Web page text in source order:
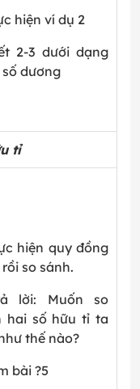
hiện ví dụ 2
2-3 dưới dạng
dương
tỉ
hiện quy đồng
so sánh.
lời: Muốn so
hai số hữu tỉ ta
thế nào?
bài ?5